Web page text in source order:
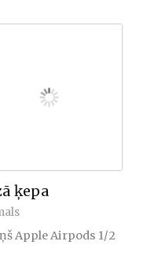
ķepa
Apple Airpods 1/2